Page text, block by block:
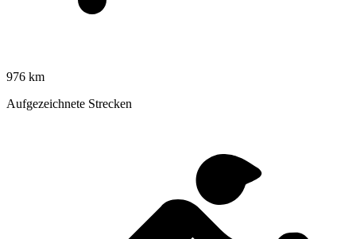
976 km
Aufgezeichnete Strecken